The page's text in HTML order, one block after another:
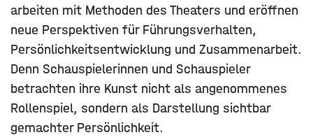
arbeiten mit Methoden des Theaters und eröffnen
neue Perspektiven für Führungsverhalten,
Persönlichkeitsentwicklung und Zusammenarbeit.
Denn Schauspielerinnen und Schauspieler
betrachten ihre Kunst nicht als angenommenes
Rollenspiel, sondern als Darstellung sichtbar
gemachter Persönlichkeit.